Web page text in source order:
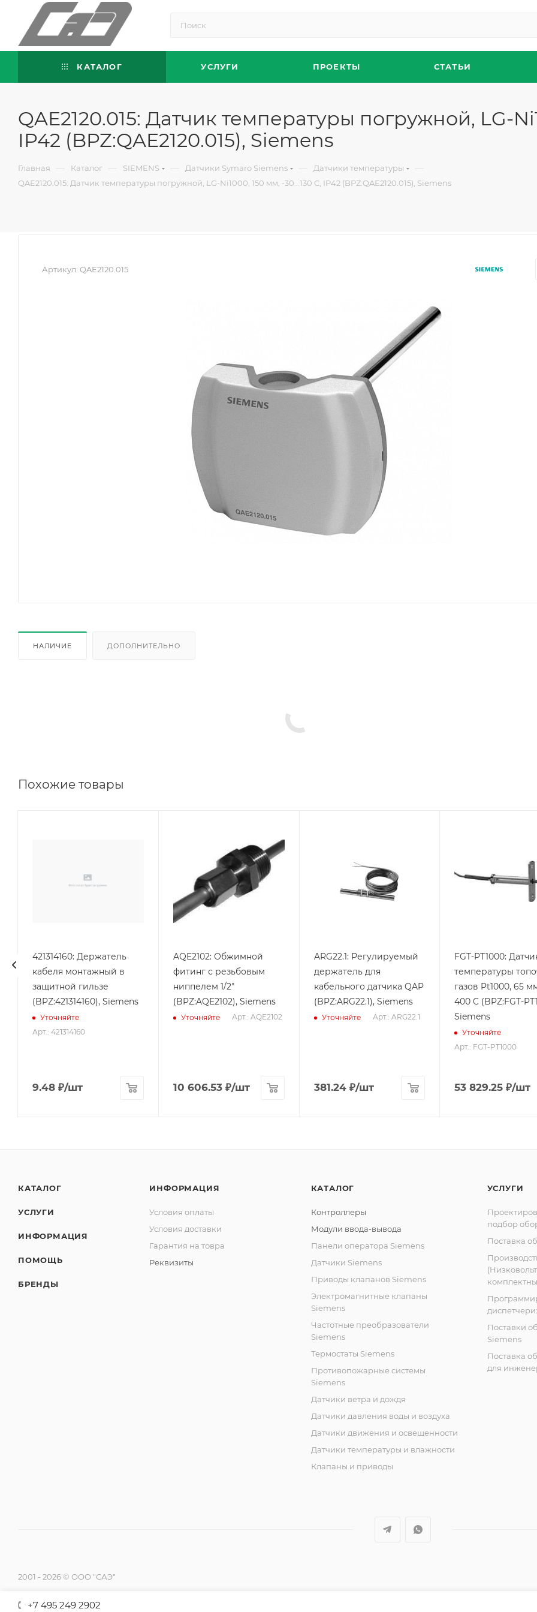
КАТАЛОГ УСЛУГИ ПРОЕКТЫ СТАТЬИ
QAE2120.015: Датчик температуры погружной, LG-
IP42 (BPZ:QAE2120.015), Siemens
Главная — Каталог — SIEMENS — Датчики Symaro Siemens — Датчики температуры —
QAE2120.015: Датчик температуры погружной, LG-Ni1000, 150 мм, -30...130 C, IP42 (BPZ:QAE2120.015), Siemens
Артикул: QAE2120.015
НАЛИЧИЕ ДОПОЛНИТЕЛЬНО
Похожие товары
421314160: Держатель
кабеля монтажный в
защитной гильзе
(BPZ:421314160), Siemens
Уточняйте
Арт.: 421314160
9.48 ₽/шт
AQE2102: Обжимной
фитинг с резьбовым
ниппелем 1/2"
(BPZ:AQE2102), Siemens
Уточняйте Арт.: AQE2102
10 606.53₽/шт
ARG22.1: Регулируемый
держатель для
кабельного датчика QAP
(BPZ:ARG22.1), Siemens
Уточняйте Арт.: ARG22.1
381.24₽/шт
FGT-PT1000:
температуры
газов Pt1000, 65
400 C (BPZ:FGT-
Siemens
Уточняйте
Арт.: FGT-PT1000
53 829.25 ₽/шт
КАТАЛОГ
УСЛУГИ
ИНФОРМАЦИЯ
ПОМОЩЬ
БРЕНДЫ
ИНФОРМАЦИЯ
Условия оплаты
Условия доставки
Гарантия на товра
Реквизиты
КАТАЛОГ
Контроллеры
Модули ввода-вывода
Панели оператора Siemens
Датчики Siemens
Приводы клапанов Siemens
Электромагнитные клапаны
Siemens
Частотные преобразователи
Siemens
Термостаты Siemens
Противопожарные системы
Siemens
Датчики ветра и дождя
Датчики давления воды и воздуха
Датчики движения и освещенности
Датчики температуры и влажности
Клапаны и приводы
УСЛУГИ
подбор
Поставка
Поставки
Siemens
Поставка
для
2001 - 2026 © ООО "САЭ"
+7 495 249 2902